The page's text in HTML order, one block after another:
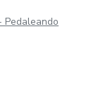
Pedaleando